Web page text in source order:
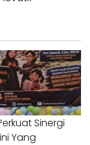
Sinergi
Yang